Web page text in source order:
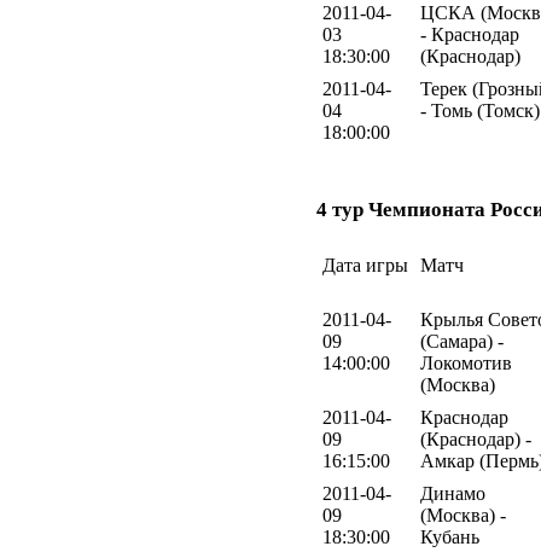
2011-04-
03
18:30:00
ЦСКА
- Краснодар
(Краснодар)
2011-04-
04
18:00:00
Терек
- Томь (Томск)
4 тур Чемпионата
Дата игры Матч
2011-04-
09
14:00:00
Крылья
(Самара) -
Локомотив
(Москва)
2011-04-
09
16:15:00
Краснодар
(Краснодар) -
Амкар
2011-04-
09
18:30:00
Динамо
(Москва) -
Кубань